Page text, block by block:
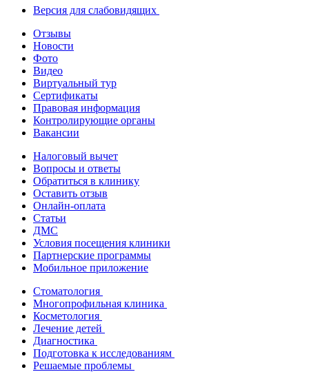
Версия для слабовидящих
Отзывы
Новости
Фото
Видео
Виртуальный тур
Сертификаты
Правовая информация
Контролирующие органы
Вакансии
Налоговый вычет
Вопросы и ответы
Обратиться в клинику
Оставить отзыв
Онлайн-оплата
Статьи
ДМС
Условия посещения клиники
Партнерские программы
Мобильное приложение
Стоматология
Многопрофильная клиника
Косметология
Лечение детей
Диагностика
Подготовка к исследованиям
Решаемые проблемы